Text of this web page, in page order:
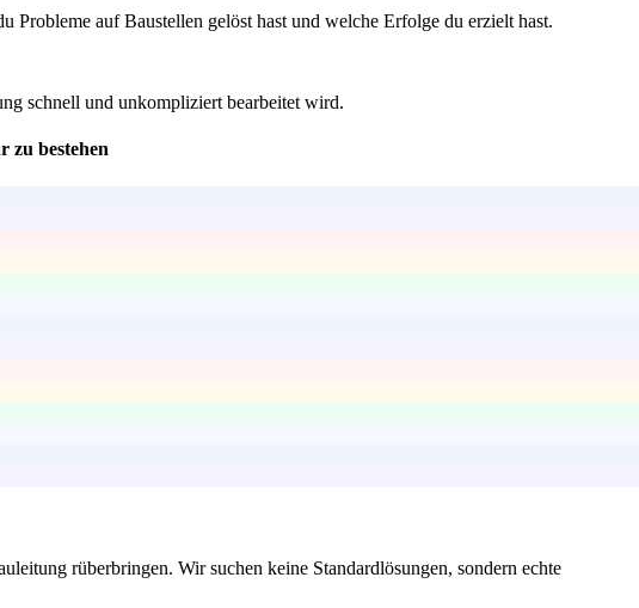
Probleme auf Baustellen gelöst hast und welche Erfolge du erzielt hast.
schnell und unkompliziert bearbeitet wird.
zu bestehen
rüberbringen. Wir suchen keine Standardlösungen, sondern echte